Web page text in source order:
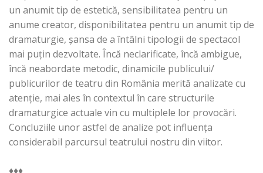
un anumit tip de estetică, sensibilitatea pentru un
anume creator, disponibilitatea pentru un anumit tip de
dramaturgie, șansa de a întâlni tipologii de spectacol
mai puțin dezvoltate. Încă neclarificate, încă ambigue,
încă neabordate metodic, dinamicile publicului/
publicurilor de teatru din România merită analizate cu
atenție, mai ales în contextul în care structurile
dramaturgice actuale vin cu multiplele lor provocări.
Concluziile unor astfel de analize pot influența
considerabil parcursul teatrului nostru din viitor.